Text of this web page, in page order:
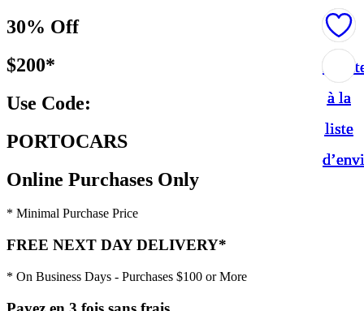
30% Off
$200*
Use Code:
PORTOCARS
Online Purchases Only
* Minimal Purchase Price
FREE NEXT DAY DELIVERY*
* On Business Days - Purchases $100 or More
à la
liste
à la
liste
à la
liste
à la
liste